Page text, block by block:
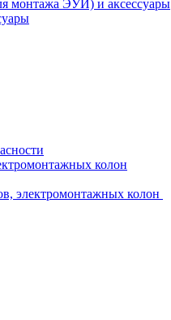
монтажа ЭУИ) и аксессуары
колон
электромонтажных колон